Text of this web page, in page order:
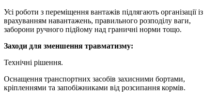
Усі роботи з переміщення вантажів підлягають організації із
врахуванням навантажень, правильного розподілу ваги,
заборони ручного підйому над граничні норми тощо.
Заходи для зменшення травматизму:
Технічні рішення.
Оснащення транспортних засобів захисними бортами,
кріпленнями та запобіжниками від розсипання кормів.